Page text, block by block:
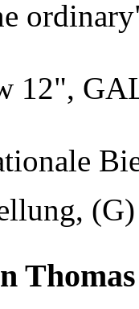
12",